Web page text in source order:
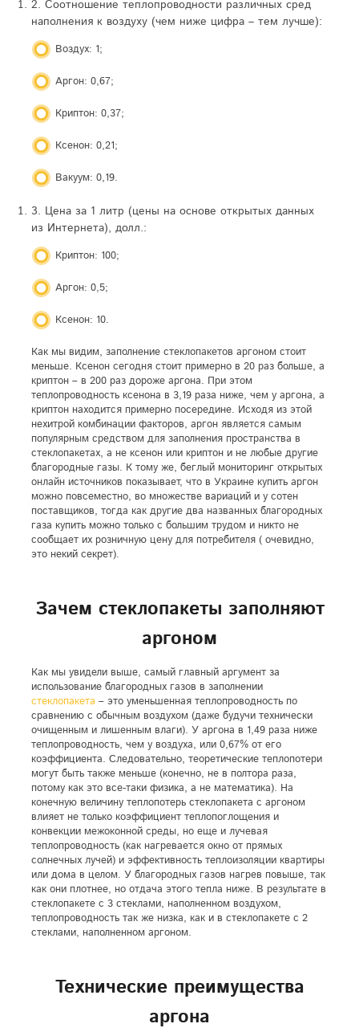
2. Соотношение теплопроводности различных сред
наполнения к воздуху (чем ниже цифра – тем лучше):
Воздух: 1;
Аргон: 0,67;
Криптон: 0,37;
Ксенон: 0,21;
Вакуум: 0,19.
3. Цена за 1 литр (цены на основе открытых данных
из Интернета), долл.:
Криптон: 100;
Аргон: 0,5;
Ксенон: 10.
Как мы видим, заполнение стеклопакетов аргоном стоит
меньше. Ксенон сегодня стоит примерно в 20 раз больше, а
криптон – в 200 раз дороже аргона. При этом
теплопроводность ксенона в 3,19 раза ниже, чем у аргона, а
криптон находится примерно посередине. Исходя из этой
нехитрой комбинации факторов, аргон является самым
популярным средством для заполнения пространства в
стеклопакетах, а не ксенон или криптон и не любые другие
благородные газы. К тому же, беглый мониторинг открытых
онлайн источников показывает, что в Украине купить аргон
можно повсеместно, во множестве вариаций и у сотен
поставщиков, тогда как другие два названных благородных
газа купить можно только с большим трудом и никто не
сообщает их розничную цену для потребителя ( очевидно,
это некий секрет).
Зачем стеклопакеты заполняют
аргоном
Как мы увидели выше, самый главный аргумент за
использование благородных газов в заполнении
стеклопакета – это уменьшенная теплопроводность по
сравнению с обычным воздухом (даже будучи технически
очищенным и лишенным влаги). У аргона в 1,49 раза ниже
теплопроводность, чем у воздуха, или 0,67% от его
коэффициента. Следовательно, теоретические теплопотери
могут быть также меньше (конечно, не в полтора раза,
потому как это все-таки физика, а не математика). На
конечную величину теплопотерь стеклопакета с аргоном
влияет не только коэффициент теплопоглощения и
конвекции межоконной среды, но еще и лучевая
теплопроводность (как нагревается окно от прямых
солнечных лучей) и эффективность теплоизоляции квартиры
или дома в целом. У благородных газов нагрев повыше, так
как они плотнее, но отдача этого тепла ниже. В результате в
стеклопакете с 3 стеклами, наполненном воздухом,
теплопроводность так же низка, как и в стеклопакете с 2
стеклами, наполненном аргоном.
Технические преимущества
аргона